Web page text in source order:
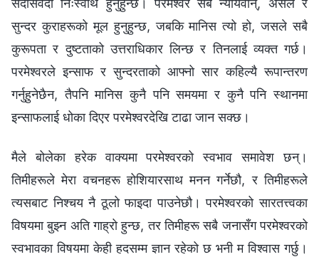
सुन्दर कुराहरूको मूल हुनुहुन्छ, जबकि मानिस त्यो हो, जसले सबै
कुरूपता र दुष्टताको उत्तराधिकार लिन्छ र तिनलाई व्यक्त गर्छ।
परमेश्‍वरले इन्साफ र सुन्दरताको आफ्नो सार कहिल्यै रूपान्तरण
गर्नुहुनेछैन, तैपनि मानिस कुनै पनि समयमा र कुनै पनि स्थानमा
इन्साफलाई धोका दिएर परमेश्‍वरदेखि टाढा जान सक्छ।
मैले बोलेका हरेक वाक्यमा परमेश्‍वरको स्वभाव समावेश छन्।
तिमीहरूले मेरा वचनहरू होशियारसाथ मनन गर्नेछौ, र तिमीहरूले
त्यसबाट निश्‍चय नै ठूलो फाइदा पाउनेछौ। परमेश्‍वरको सारतत्त्वका
विषयमा बुझ्‍न अति गाह्रो हुन्छ, तर तिमीहरू सबै जनासँग परमेश्‍वरको
स्वभावका विषयमा केही हदसम्म ज्ञान रहेको छ भनी म विश्‍वास गर्छु।